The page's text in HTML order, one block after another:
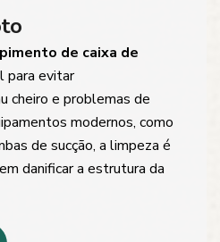
de caixa de
para evitar
cheiro e problemas de
modernos, como
de sucção, a limpeza é
danificar a estrutura da